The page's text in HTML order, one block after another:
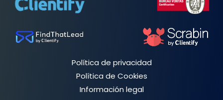
Política de privacidad
Política de Cookies
Información legal